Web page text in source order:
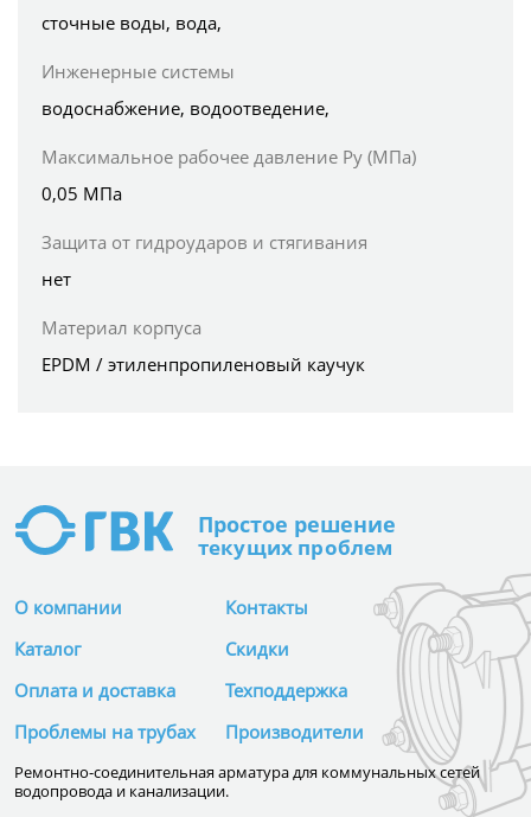
сточные воды, вода,
Инженерные системы
водоснабжение, водоотведение,
Максимальное рабочее давление Ру (МПа)
0,05 МПа
Защита от гидроударов и стягивания
нет
Материал корпуса
EPDM / этиленпропиленовый каучук
Простое решение
текущих проблем
О компании
Каталог
Оплата и доставка
Скидки
Техподдержка
Производители
Проблемы на трубах
Контакты
Ремонтно-соединительная арматура для коммунальных сетей
водопровода и канализации.